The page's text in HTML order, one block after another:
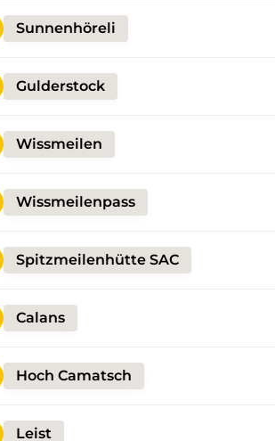
Sunnenhöreli
Gulderstock
Wissmeilen
Wissmeilenpass
Spitzmeilenhütte SAC
Calans
Hoch Camatsch
Leist